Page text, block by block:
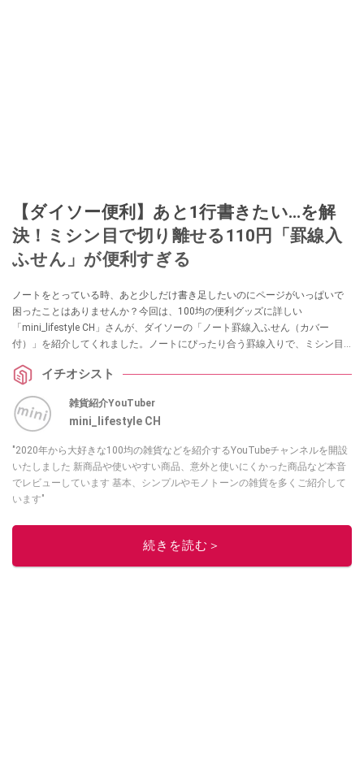
【ダイソー便利】あと1行書きたい…を解
決！ミシン目で切り離せる110円「罫線入
ふせん」が便利すぎる
ノートをとっている時、あと少しだけ書き足したいのにページがいっぱいで
困ったことはありませんか？今回は、100均の便利グッズに詳しい
「mini_lifestyle CH」さんが、ダイソーの「ノート罫線入ふせん（カバー
付）」を紹介してくれました。ノートにぴったり合う罫線入りで、ミシン目
にまとめたい方は必見です！
イチオシスト
雑貨紹介YouTuber
mini_lifestyle CH
"2020年から大好きな100均の雑貨などを紹介するYouTubeチャンネルを開設
いたしました 新商品や使いやすい商品、意外と使いにくかった商品など本音
でレビューしています 基本、シンプルやモノトーンの雑貨を多くご紹介して
います"
このイチオシストの他の記事を読む
続きを読む＞